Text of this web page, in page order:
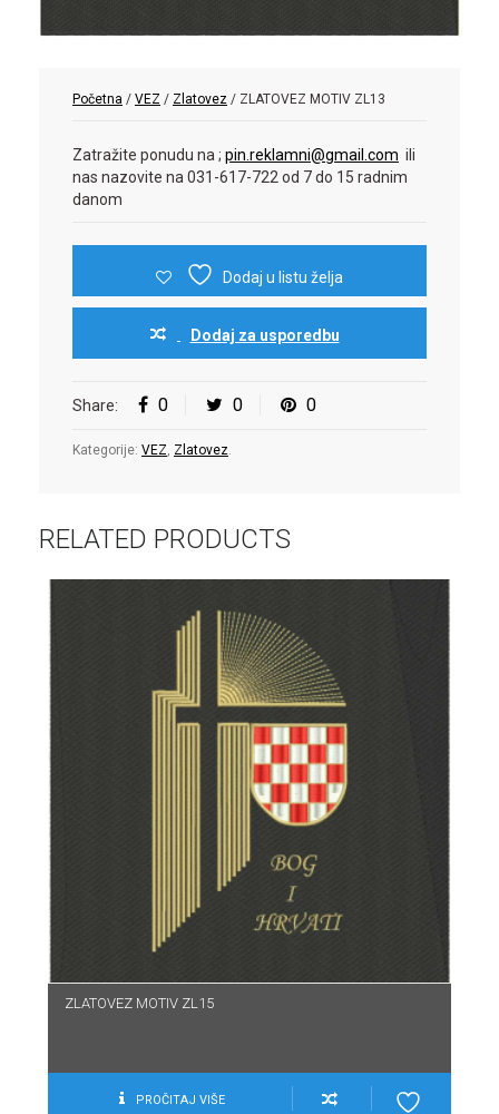
Početna / VEZ / Zlatovez / ZLATOVEZ MOTIV ZL13
Zatražite ponudu na ; pin.reklamni@gmail.com ili
nas nazovite na 031-617-722 od 7 do 15 radnim
danom
Dodaj u listu želja
Dodaj za usporedbu
Share: 0 0 0
Kategorije: VEZ, Zlatovez.
RELATED PRODUCTS
ZLATOVEZ MOTIV ZL15
PROČITAJ VIŠE